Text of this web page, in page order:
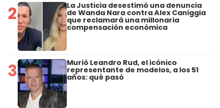
2 La Justicia desestimó una denuncia
de Wanda Nara contra Alex Caniggia
que reclamará una millonaria
compensación económica
3 Murió Leandro Rud, el icónico
representante de modelos, a los 51
años: qué pasó